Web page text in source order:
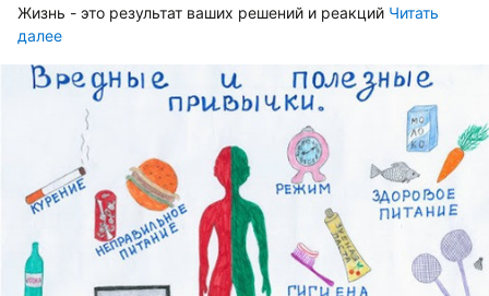
Жизнь - это результат ваших решений и реакций Читать
далее